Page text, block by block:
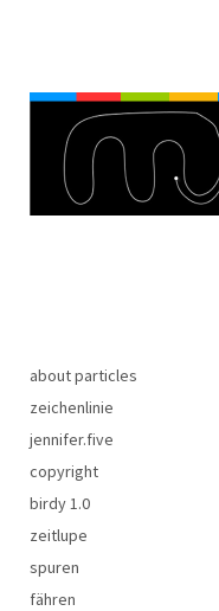
about particles
zeichenlinie
jennifer.five
copyright
birdy 1.0
zeitlupe
spuren
fähren